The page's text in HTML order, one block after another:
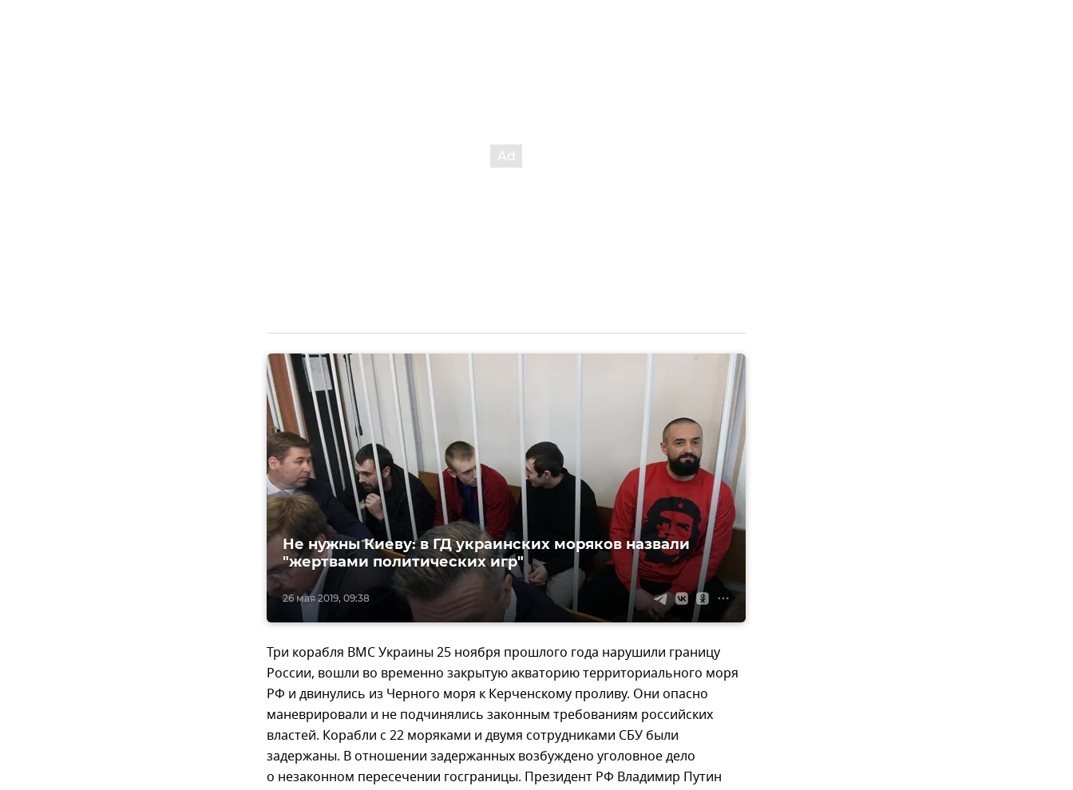
26 мая 2019, 09:38
Не нужны Киеву: в ГД украинских моряков назвали
"жертвами политических игр"
Три корабля ВМС Украины 25 ноября прошлого года нарушили границу
России, вошли во временно закрытую акваторию территориального моря
РФ и двинулись из Черного моря к Керченскому проливу. Они опасно
маневрировали и не подчинялись законным требованиям российских
властей. Корабли с 22 моряками и двумя сотрудниками СБУ были
задержаны. В отношении задержанных возбуждено уголовное дело
о незаконном пересечении госграницы. Президент РФ Владимир Путин